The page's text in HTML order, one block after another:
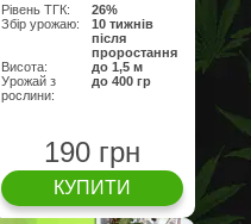
Рівень ТГК:
26%
Збір урожаю:
10 тижнів
після
проростання
Висота:
до 1,5 м
Урожай з
рослини:
до 400 гр
190 грн
КУПИТИ